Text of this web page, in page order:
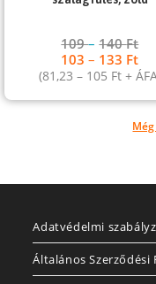
109–140Ft
103– 133 Ft
(81,23 – 105 Ft+
Adatvédelmi
Általános Szerződési